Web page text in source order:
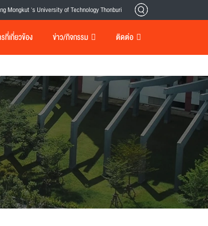
Mongkut 's University of Technology Thonburi
ที่เกี่ยวข้อง ข่าว/กิจกรรม ติดต่อ